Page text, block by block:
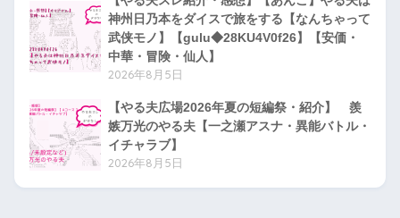
神州日乃本をダイスで旅をする【なんちゃって
武侠モノ】【gulu◆28KU4V0f26】【安価・
中華・冒険・仙人】
2026年8月5日
【やる夫広場2026年夏の短編祭・紹介】 羨
嫉万光のやる夫【一之瀬アスナ・異能バトル・
イチャラブ】
2026年8月5日